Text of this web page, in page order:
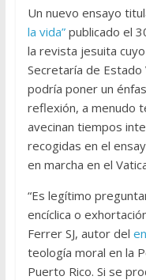
Un nuevo ensayo
la vida”publicado el
la revista jesuita
Secretaría de Estado
podría poner un
reflexión, a menudo
avecinan tiempos
recogidas en el
en marcha en el
“Es legítimo
encíclica o
Ferrer SJ, autor del
teología moral en la
Puerto Rico. Si se